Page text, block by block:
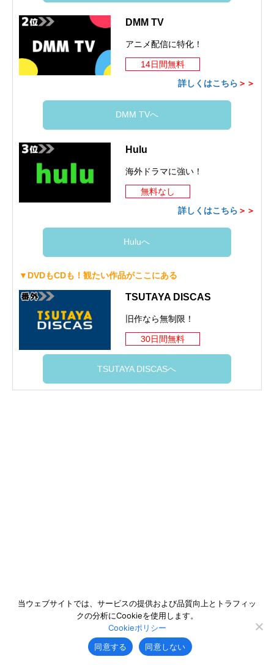
DMM TV
アニメ配信に特化！
14日間無料
詳しくはこちら ＞＞
DMM TVへ
Hulu
海外ドラマに強い！
無料なし
詳しくはこちら ＞＞
Huluへ
▼DVDもCDも！観たい作品がここにある
TSUTAYA DISCAS
旧作なら無制限！
30日間無料
TSUTAYA DISCASへ
当ウェブサイトでは、サービスの提供および品質向上とトラフィッ
クの分析にCookieを使用します。
Cookieポリシー
同意する
同意しない